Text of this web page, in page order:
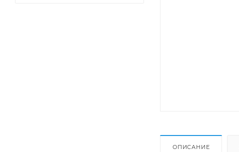
ОПИСАНИЕ